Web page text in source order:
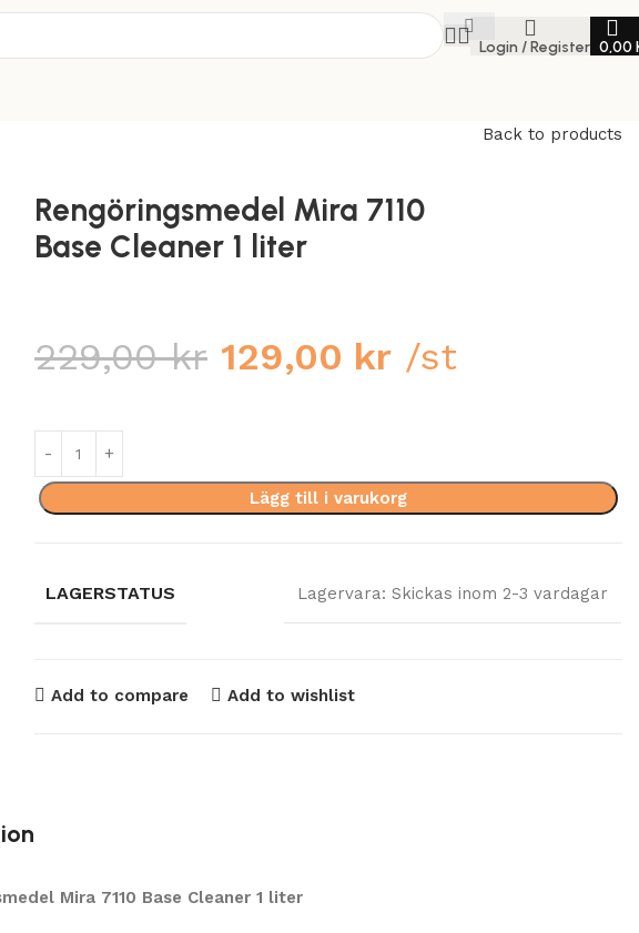
Login / Register 0,00
Back to products
Rengöringsmedel Mira 7110
Base Cleaner 1 liter
229,00kr 129,00 kr/st
Lägg till i varukorg
LAGERSTATUS Lagervara: Skickas inom 2-3 vardagar
Add to compare Add to wishlist
Mira 7110 Base Cleaner 1 liter